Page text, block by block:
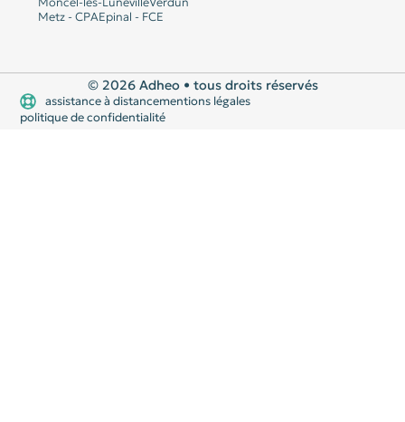
Metz - CPAEpinal - FCE
© 2026 Adheo • tous droits réservés
assistance à distancementions légales
politique de confidentialité